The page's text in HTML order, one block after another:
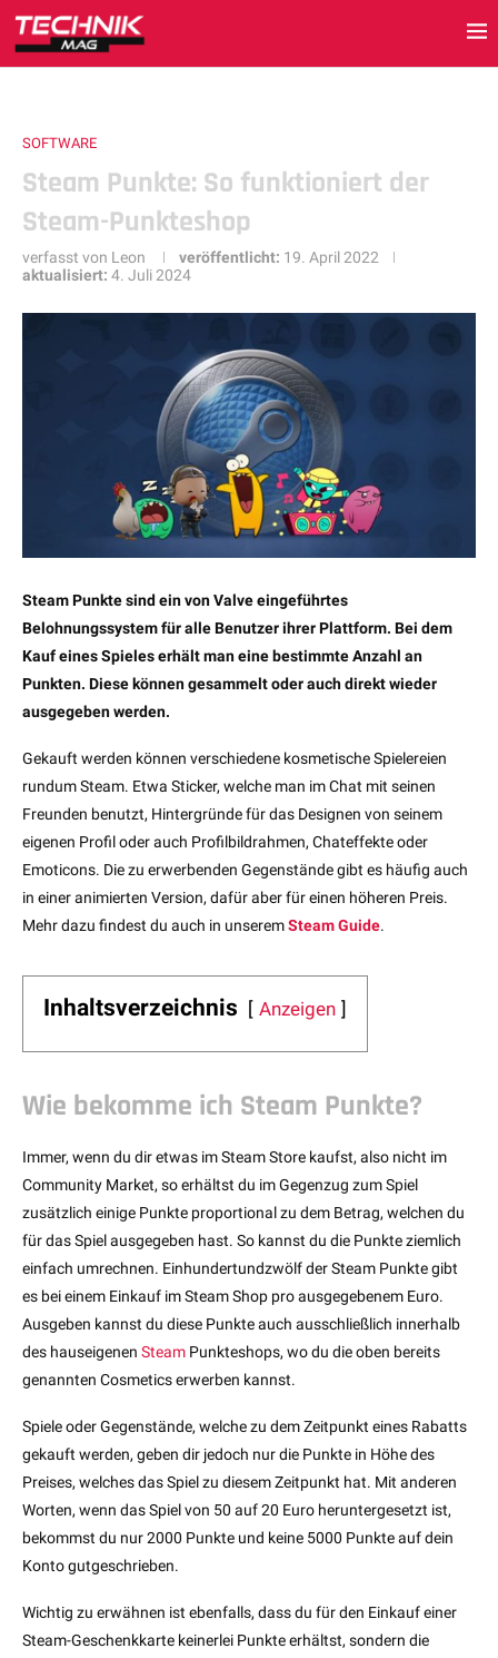
SOFTWARE
Steam Punkte: So funktioniert der
Steam-Punkteshop
verfasst von Leon veröffentlicht: 19. April 2022
aktualisiert: 4. Juli 2024
Steam Punkte sind ein von Valve eingeführtes
Belohnungssystem für alle Benutzer ihrer Plattform. Bei dem
Kauf eines Spieles erhält man eine bestimmte Anzahl an
Punkten. Diese können gesammelt oder auch direkt wieder
ausgegeben werden.
Gekauft werden können verschiedene kosmetische Spielereien
rundum Steam. Etwa Sticker, welche man im Chat mit seinen
Freunden benutzt, Hintergründe für das Designen von seinem
eigenen Profil oder auch Profilbildrahmen, Chateffekte oder
Emoticons. Die zu erwerbenden Gegenstände gibt es häufig auch
in einer animierten Version, dafür aber für einen höheren Preis.
Mehr dazu findest du auch in unseremSteam Guide.
Inhaltsverzeichnis Anzeigen
Wie bekomme ich Steam Punkte?
Immer, wenn du dir etwas im Steam Store kaufst, also nicht im
Community Market, so erhältst du im Gegenzug zum Spiel
zusätzlich einige Punkte proportional zu dem Betrag, welchen du
für das Spiel ausgegeben hast. So kannst du die Punkte ziemlich
einfach umrechnen. Einhundertundzwölf der Steam Punkte gibt
es bei einem Einkauf im Steam Shop pro ausgegebenem Euro.
Ausgeben kannst du diese Punkte auch ausschließlich innerhalb
des hauseigenen Steam Punkteshops, wo du die oben bereits
genannten Cosmetics erwerben kannst.
Spiele oder Gegenstände, welche zu dem Zeitpunkt eines Rabatts
gekauft werden, geben dir jedoch nur die Punkte in Höhe des
Preises, welches das Spiel zu diesem Zeitpunkt hat. Mit anderen
Worten, wenn das Spiel von 50 auf 20 Euro heruntergesetzt ist,
bekommst du nur 2000 Punkte und keine 5000 Punkte auf dein
Konto gutgeschrieben.
Wichtig zu erwähnen ist ebenfalls, dass du für den Einkauf einer
Steam-Geschenkkarte keinerlei Punkte erhältst, sondern die